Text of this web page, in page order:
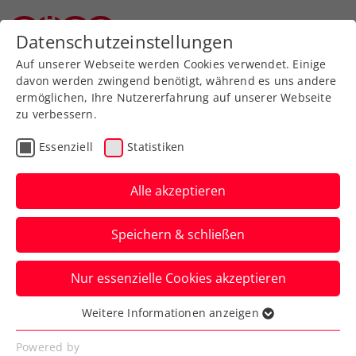
Zurück zur Newsübersicht
Turniere
Upper Austria Ladies
Linz: Kurzes Gastspiel für
Kostic und Koller
Für die jungen ÖTV-Damen kommt beim
WTA-500-Heimturnier in Oberösterreich
jeweils in Runde eins das Aus.
Verfasst von: Presseaussendung / Redaktion, 28.01.2024
Datenschutzeinstellungen
Auf unserer Webseite werden Cookies verwendet. Einige
davon werden zwingend benötigt, während es uns andere
ermöglichen, Ihre Nutzererfahrung auf unserer Webseite
zu verbessern.
Essenziell Statistiken
Alle akzeptieren
Speichern & schließen
Nur essenzielle Cookies akzeptieren
Essenziell
Essenzielle Cookies werden für grundlegende
Weitere Informationen anzeigen
Powered by